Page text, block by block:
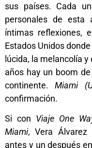
sus países. Cada
personales de esta
íntimas reflexiones,
Estados Unidos
lúcida, la melancolía
años hay un boom
continente.Miami
confirmación.
Si con Viaje One
Miami, Vera Álvarez
antes y un después